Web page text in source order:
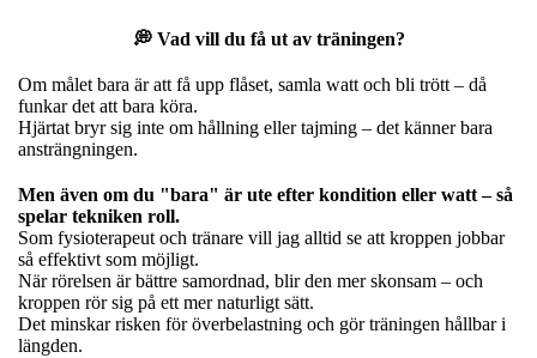
💭 Vad vill du få ut av träningen?
Om målet bara är att få upp flåset, samla watt och bli trött – då
funkar det att bara köra.
Hjärtat bryr sig inte om hållning eller tajming – det känner bara
ansträngningen.
Men även om du "bara" är ute efter kondition eller watt – så
spelar tekniken roll.
Som fysioterapeut och tränare vill jag alltid se att kroppen jobbar
så effektivt som möjligt.
När rörelsen är bättre samordnad, blir den mer skonsam – och
kroppen rör sig på ett mer naturligt sätt.
Det minskar risken för överbelastning och gör träningen hållbar i
längden.